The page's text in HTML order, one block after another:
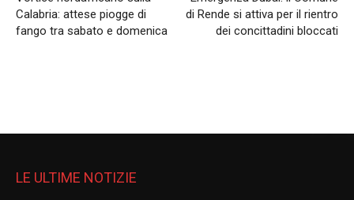
Calabria: attese piogge di
fango tra sabato e domenica
di Rende si attiva per il rientro
dei concittadini bloccati
LE ULTIME NOTIZIE